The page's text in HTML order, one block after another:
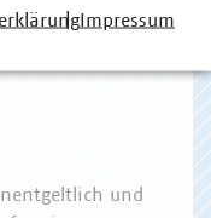
und
Impressum